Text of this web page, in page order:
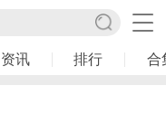
资讯 排行 合